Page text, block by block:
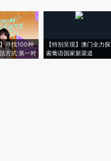
】寻找100种
方式·第一对
【特别呈现】澳门全力探
索葡语国家新渠道